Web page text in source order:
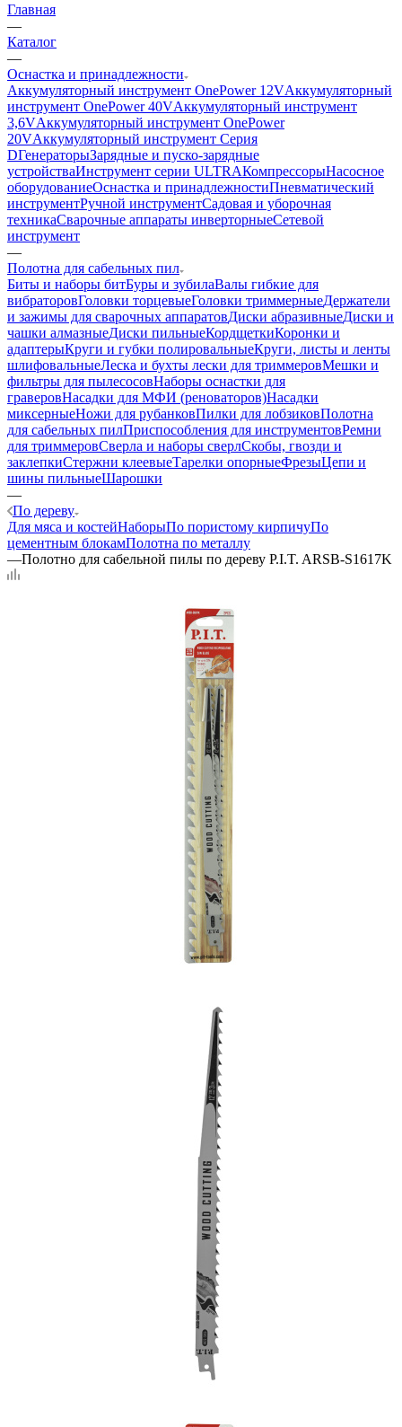
Главная
—
Каталог
—
Оснастка и принадлежности
Аккумуляторный инструмент OnePower 12VАккумуляторный
инструмент OnePower 40VАккумуляторный инструмент
3,6VАккумуляторный инструмент OnePower
20VАккумуляторный инструмент Серия
DГенераторыЗарядные и пуско-зарядные
устройстваИнструмент серии ULTRAКомпрессорыНасосное
оборудованиеОснастка и принадлежностиПневматический
инструментРучной инструментСадовая и уборочная
техникаСварочные аппараты инверторныеСетевой
инструмент
—
Полотна для сабельных пил
Биты и наборы битБуры и зубилаВалы гибкие для
вибраторовГоловки торцевыеГоловки триммерныеДержатели
и зажимы для сварочных аппаратовДиски абразивныеДиски и
чашки алмазныеДиски пильныеКордщеткиКоронки и
адаптерыКруги и губки полировальныеКруги, листы и ленты
шлифовальныеЛеска и бухты лески для триммеровМешки и
фильтры для пылесосовНаборы оснастки для
граверовНасадки для МФИ (реноваторов)Насадки
миксерныеНожи для рубанковПилки для лобзиковПолотна
для сабельных пилПриспособления для инструментовРемни
для триммеровСверла и наборы сверлСкобы, гвозди и
заклепкиСтержни клеевыеТарелки опорныеФрезыЦепи и
шины пильныеШарошки
—
По дереву
Для мяса и костейНаборыПо пористому кирпичуПо
цементным блокамПолотна по металлу
—Полотно для сабельной пилы по дереву P.I.T. ARSB-S1617K